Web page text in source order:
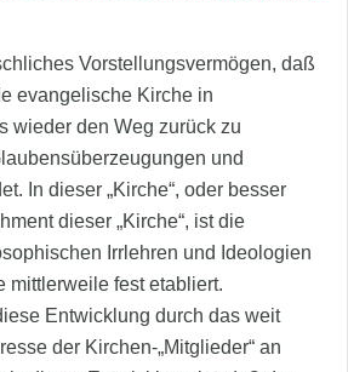
Vorstellungsvermögen, daß
evangelische Kirche in
wieder den Weg zurück zu
und
In dieser „Kirche“, oder besser
dieser „Kirche“, ist die
Irrlehren und Ideologien
mittlerweile fest etabliert.
Entwicklung durch das weit
der Kirchen-„Mitglieder“ an